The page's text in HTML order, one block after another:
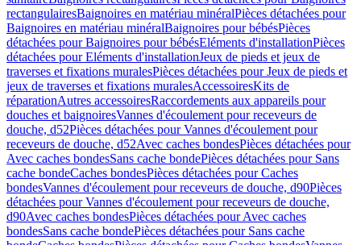
rectangulairesBaignoires en matériau minéralPièces détachées pour
Baignoires en matériau minéralBaignoires pour bébésPièces
détachées pour Baignoires pour bébésEléments d'installationPièces
détachées pour Eléments d'installationJeux de pieds et jeux de
traverses et fixations muralesPièces détachées pour Jeux de pieds et
jeux de traverses et fixations muralesAccessoiresKits de
réparationAutres accessoiresRaccordements aux appareils pour
douches et baignoiresVannes d'écoulement pour receveurs de
douche, d52Pièces détachées pour Vannes d'écoulement pour
receveurs de douche, d52Avec caches bondesPièces détachées pour
Avec caches bondesSans cache bondePièces détachées pour Sans
cache bondeCaches bondesPièces détachées pour Caches
bondesVannes d'écoulement pour receveurs de douche, d90Pièces
détachées pour Vannes d'écoulement pour receveurs de douche,
d90Avec caches bondesPièces détachées pour Avec caches
bondesSans cache bondePièces détachées pour Sans cache